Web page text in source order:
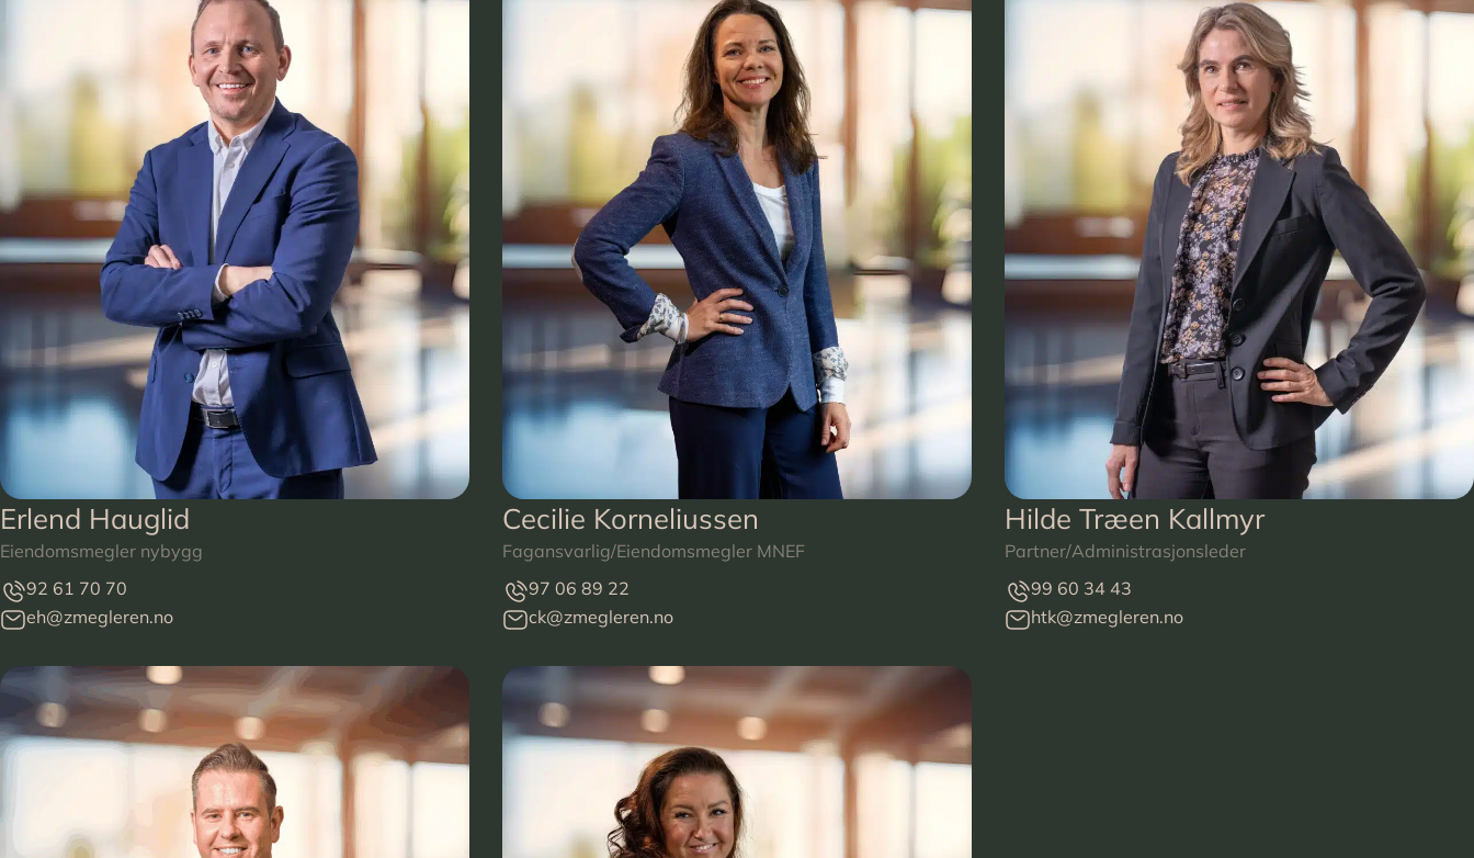
Erlend Hauglid
Eiendomsmegler nybygg
92 61 70 70
eh@zmegleren.no
Cecilie Korneliussen
Fagansvarlig/Eiendomsmegler MNEF
97 06 89 22
ck@zmegleren.no
Hilde Træen Kallmyr
Partner/Administrasjonsleder
99 60 34 43
htk@zmegleren.no